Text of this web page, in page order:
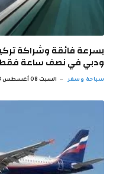
بسرعة فائقة وشراكة
ودبي في نصف ساعة
سياحة وسفر السبت 08 أغسطس 1:13 ص